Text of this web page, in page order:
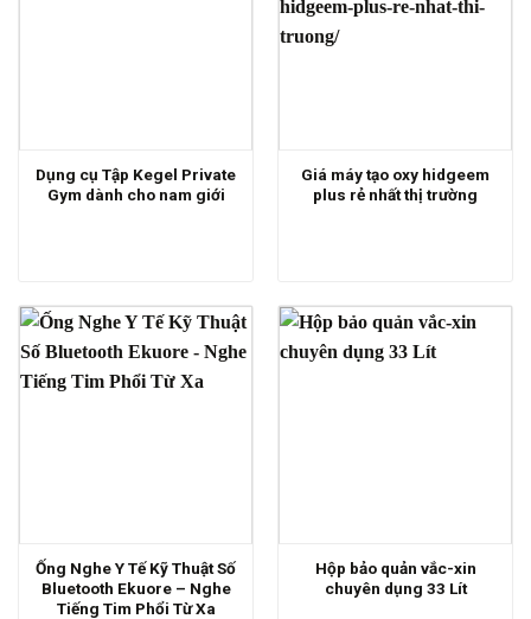
Dụng cụ Tập Kegel Private
Gym dành cho nam giới
Giá máy tạo oxy hidgeem
plus rẻ nhất thị trường
Ống Nghe Y Tế Kỹ Thuật Số
Bluetooth Ekuore – Nghe
Tiếng Tim Phổi Từ Xa
Hộp bảo quản vắc-xin
chuyên dụng 33 Lít